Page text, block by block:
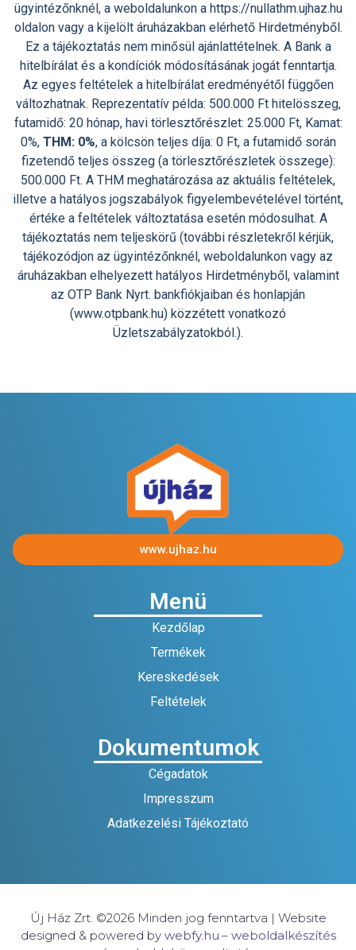
ügyintézőnknél, a weboldalunkon a https://nullathm.ujhaz.hu
oldalon vagy a kijelölt áruházakban elérhető Hirdetményből.
Ez a tájékoztatás nem minősül ajánlattételnek. A Bank a
hitelbírálat és a kondíciók módosításának jogát fenntartja.
Az egyes feltételek a hitelbírálat eredményétől függően
változhatnak. Reprezentatív példa: 500.000 Ft hitelösszeg,
futamidő: 20 hónap, havi törlesztőrészlet: 25.000 Ft, Kamat:
0%, THM: 0%, a kölcsön teljes díja: 0 Ft, a futamidő során
fizetendő teljes összeg (a törlesztőrészletek összege):
500.000 Ft. A THM meghatározása az aktuális feltételek,
illetve a hatályos jogszabályok figyelembevételével történt,
értéke a feltételek változtatása esetén módosulhat. A
tájékoztatás nem teljeskörű (további részletekről kérjük,
tájékozódjon az ügyintézőnknél, weboldalunkon vagy az
áruházakban elhelyezett hatályos Hirdetményből, valamint
az OTP Bank Nyrt. bankfiókjaiban és honlapján
(www.otpbank.hu) közzétett vonatkozó
Üzletszabályzatokból.).
www.ujhaz.hu
Menü
Kezdőlap
Termékek
Kereskedések
Feltételek
Dokumentumok
Cégadatok
Impresszum
Adatkezelési Tájékoztató
Új Ház Zrt. ©2026 Minden jog fenntartva | Website
designed & powered by webfy.hu – weboldalkészítés